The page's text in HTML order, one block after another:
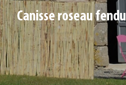
Canisse roseau fendu
Ref. 352548 | Dim : 1 x 5 m
Ref. 352550 | Dim : 1,5 x 5 m
Ref. 352552 | Dim : 2 x 5 m